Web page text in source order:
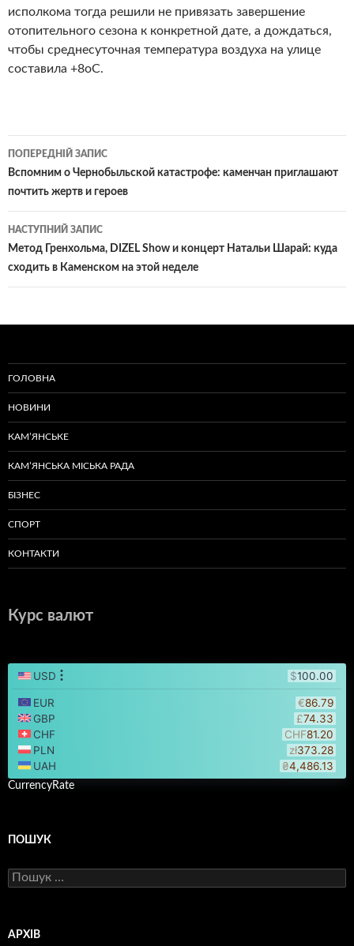
исполкома тогда решили не привязать завершение
отопительного сезона к конкретной дате, а дождаться,
чтобы среднесуточная температура воздуха на улице
составила +8оС.
Навігація
по
записам
ПОПЕРЕДНІЙ ЗАПИС
Вспомним о Чернобыльской катастрофе: каменчан приглашают
почтить жертв и героев
НАСТУПНИЙ ЗАПИС
Метод Гренхольма, DIZEL Show и концерт Натальи Шарай: куда
сходить в Каменском на этой неделе
ГОЛОВНА
НОВИНИ
КАМ’ЯНСЬКЕ
КАМ’ЯНСЬКА МІСЬКА РАДА
БІЗНЕС
СПОРТ
КОНТАКТИ
Курс валют
CurrencyRate
ПОШУК
Пошук:
АРХІВ